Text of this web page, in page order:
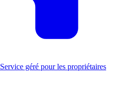
Service géré pour les propriétaires